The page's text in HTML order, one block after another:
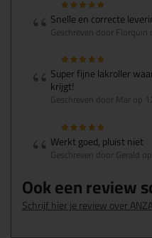
Snelle en correcte
Geschreven door
Super fijne lakroller
krijgt!
Geschreven door Mar op
Werkt goed, pluist niet
Geschreven door Gerald
Ook een review
Schrijf hier je review over